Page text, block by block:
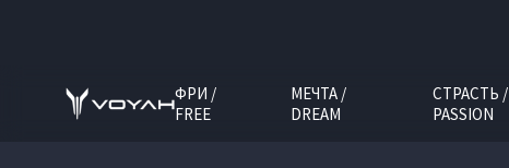
ФРИ /
FREE
МЕЧТА /
DREAM
СТРАСТЬ /
PASSION